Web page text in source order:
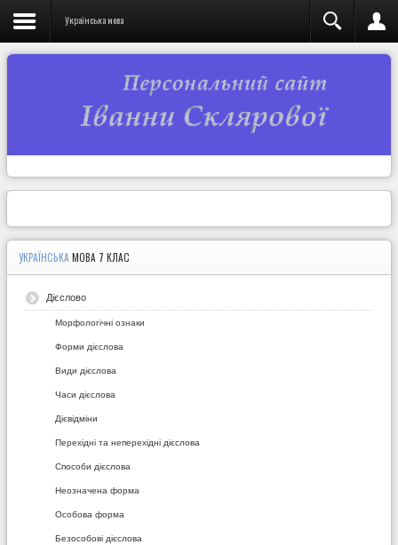
Українська мова
УКРАЇНСЬКА МОВА 7 КЛАС
Дієслово
Морфологічні ознаки
Форми дієслова
Види дієслова
Часи дієслова
Дієвідміни
Перехідні та неперехідні дієслова
Способи дієслова
Неозначена форма
Особова форма
Безособові дієслова